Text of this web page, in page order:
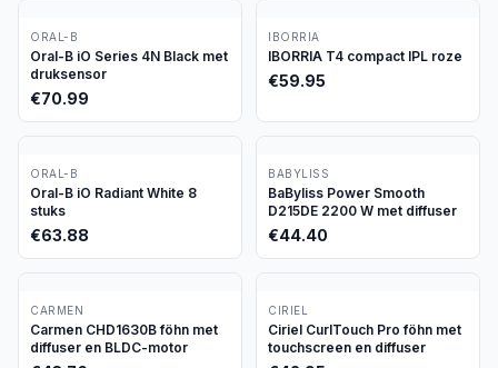
ORAL-B
Oral-B iO Series 4N Black met
druksensor
€70.99
IBORRIA
IBORRIA T4 compact IPL roze
€59.95
ORAL-B
Oral-B iO Radiant White 8
stuks
€63.88
BABYLISS
BaByliss Power Smooth
D215DE 2200 W met diffuser
€44.40
CARMEN
Carmen CHD1630B föhn met
diffuser en BLDC-motor
CIRIEL
Ciriel CurlTouch Pro föhn met
touchscreen en diffuser